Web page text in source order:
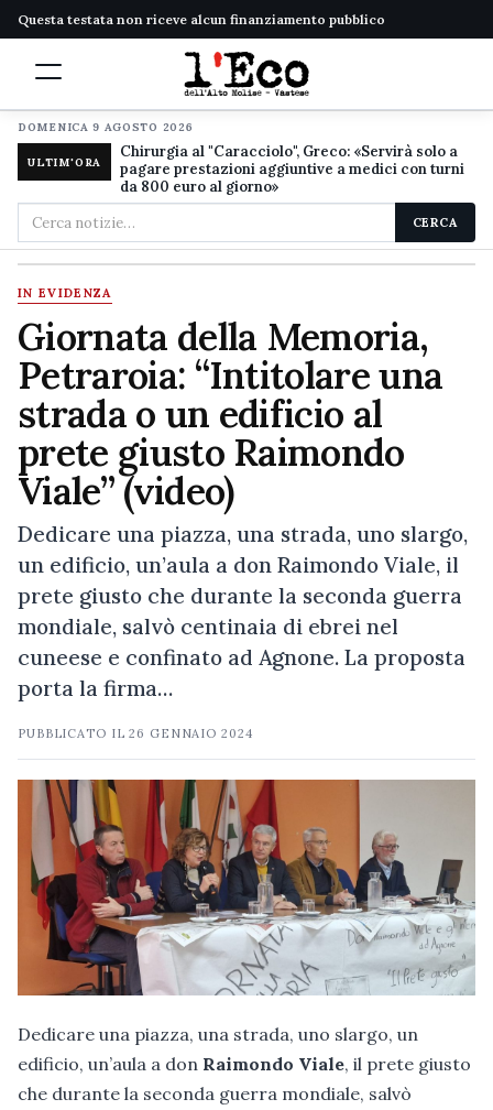
Questa testata non riceve alcun finanziamento pubblico
DOMENICA 9 AGOSTO 2026
ULTIM'ORA
Chirurgia al "Caracciolo", Greco: «Servirà solo a
pagare prestazioni aggiuntive a medici con turni
da 800 euro al giorno»
Cerca
nel
sito
CERCA
IN EVIDENZA
Giornata della Memoria,
Petraroia: “Intitolare una
strada o un edificio al
prete giusto Raimondo
Viale” (video)
Dedicare una piazza, una strada, uno slargo,
un edificio, un’aula a don Raimondo Viale, il
prete giusto che durante la seconda guerra
mondiale, salvò centinaia di ebrei nel
cuneese e confinato ad Agnone. La proposta
porta la firma…
PUBBLICATO IL26 GENNAIO 2024
Dedicare una piazza, una strada, uno slargo, un
edificio, un’aula a don Raimondo Viale, il prete giusto
che durante la seconda guerra mondiale, salvò